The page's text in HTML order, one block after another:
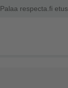
Palaa respecta.fi